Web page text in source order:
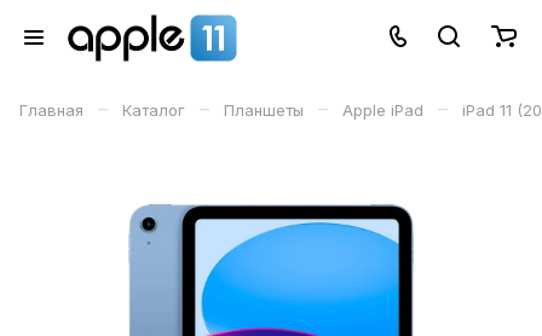
Главная – Каталог – Планшеты – Apple iPad – iPad 11